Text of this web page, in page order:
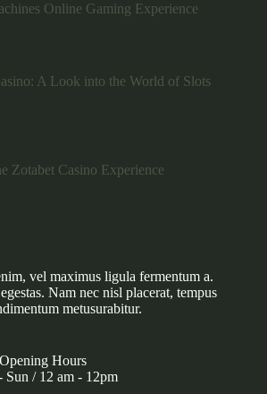
Online Gaming Experience
A Look into the World of Slots
Zotabet Casino Experience
vel maximus ligula fermentum a.
Nam nec nisl placerat, tempus
metusurabitur.
Opening Hours
Sun / 12 am - 12pm